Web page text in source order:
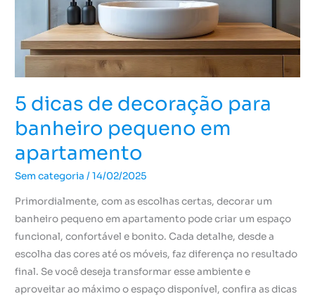
5 dicas de decoração para
banheiro pequeno em
apartamento
Sem categoria /14/02/2025
Primordialmente, com as escolhas certas, decorar um
banheiro pequeno em apartamento pode criar um espaço
funcional, confortável e bonito. Cada detalhe, desde a
escolha das cores até os móveis, faz diferença no resultado
final. Se você deseja transformar esse ambiente e
aproveitar ao máximo o espaço disponível, confira as dicas
banheiro
pequeno
em
apartamento